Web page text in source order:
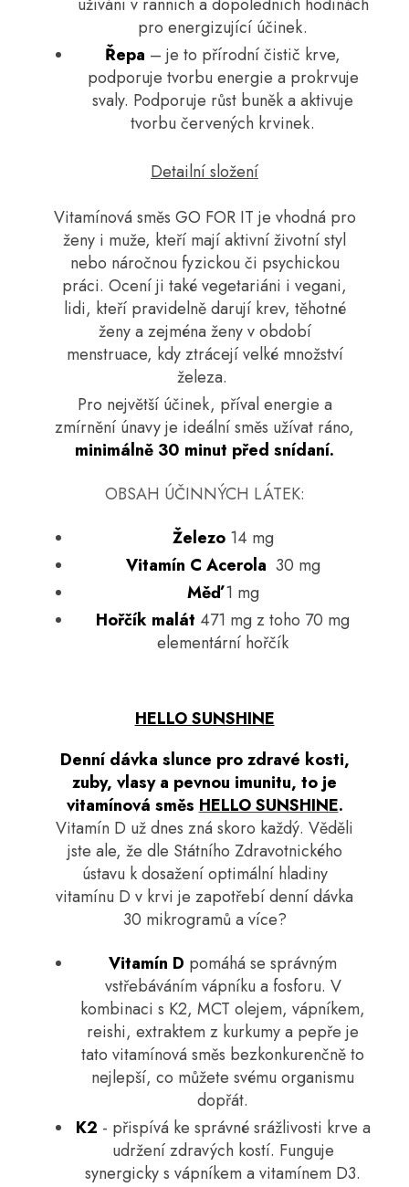
pro energizující účinek.
Řepa – je to přírodní čistič krve,
podporuje tvorbu energie a prokrvuje
svaly. Podporuje růst buněk a aktivuje
tvorbu červených krvinek.
Detailní složení
Vitamínová směs GO FOR IT je vhodná pro
ženy i muže, kteří mají aktivní životní styl
nebo náročnou fyzickou či psychickou
práci. Ocení ji také vegetariáni i vegani,
lidi, kteří pravidelně darují krev, těhotné
ženy a zejména ženy v období
menstruace, kdy ztrácejí velké množství
železa.
Pro největší účinek, příval energie a
zmírnění únavy je ideální směs užívat ráno,
minimálně 30 minut před snídaní.
OBSAH ÚČINNÝCH LÁTEK:
Železo 14 mg
Vitamín C Acerola 30 mg
Měď1 mg
Hořčík malát 471 mg z toho 70 mg
elementární hořčík
HELLO SUNSHINE
Denní dávka slunce pro zdravé kosti,
zuby, vlasy a pevnou imunitu, to je
vitamínová směs HELLO SUNSHINE.
Vitamín D už dnes zná skoro každý. Věděli
jste ale, že dle Státního Zdravotnického
ústavu k dosažení optimální hladiny
vitamínu D v krvi je zapotřebí denní dávka
30 mikrogramů a více?
Vitamín D pomáhá se správným
vstřebáváním vápníku a fosforu. V
kombinaci s K2, MCT olejem, vápníkem,
reishi, extraktem z kurkumy a pepře je
tato vitamínová směs bezkonkurenčně to
nejlepší, co můžete svému organismu
dopřát.
K2 - přispívá ke správné srážlivosti krve a
udržení zdravých kostí. Funguje
synergicky s vápníkem a vitamínem D3.